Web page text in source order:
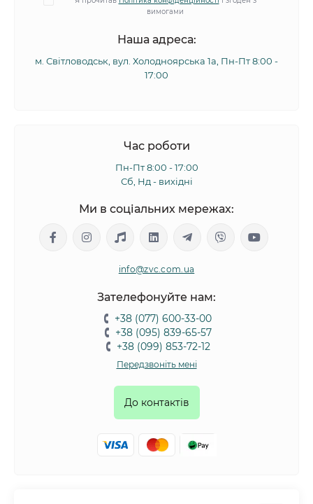
вимогами
Наша адреса:
м. Світловодськ, вул. Холодноярська 1а, Пн-Пт 8:00 -
17:00
Час роботи
Пн-Пт 8:00 - 17:00
Сб, Нд - вихідні
Ми в соціальних мережах:
info@zvc.com.ua
Зателефонуйте нам:
+38 (077) 600-33-00
+38 (095) 839-65-57
+38 (099) 853-72-12
Передзвоніть мені
До контактів